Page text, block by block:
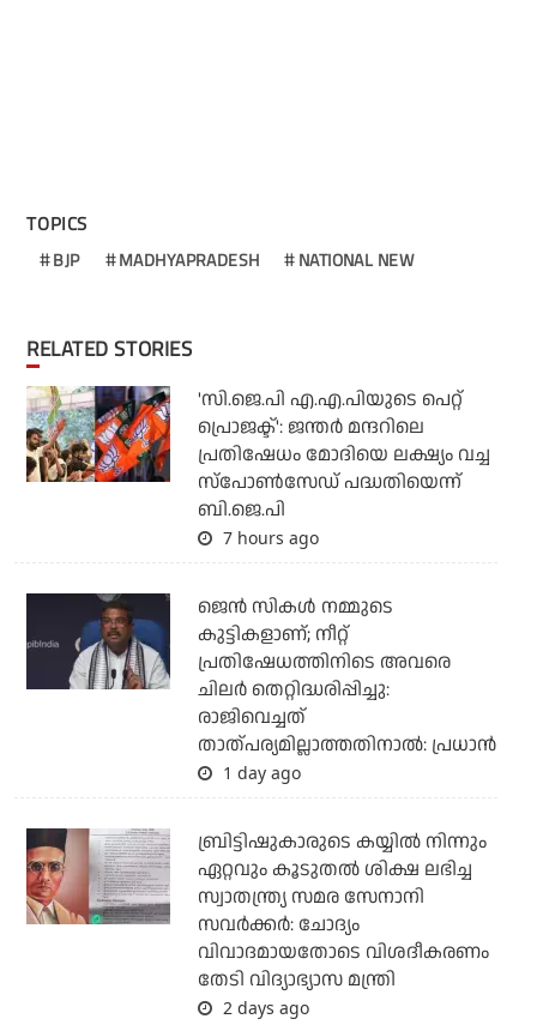
TOPICS
BJP MADHYAPRADESH NATIONAL NEW
RELATED STORIES
'സി.ജെ.പി എ.എ.പിയുടെ പെറ്റ്
പ്രൊജക്ട്': ജന്തര്‍ മന്ദറിലെ
പ്രതിഷേധം മോദിയെ ലക്ഷ്യം വച്ച
സ്‌പോണ്‍സേഡ് പദ്ധതിയെന്ന്
ബി.ജെ.പി
7 hours ago
ജെന്‍ സികള്‍ നമ്മുടെ
കുട്ടികളാണ്; നീറ്റ്
പ്രതിഷേധത്തിനിടെ അവരെ
ചിലര്‍ തെറ്റിദ്ധരിപ്പിച്ചു:
രാജിവെച്ചത്
താത്പര്യമില്ലാത്തതിനാല്‍: പ്രധാന്‍
1 day ago
ബ്രിട്ടിഷുകാരുടെ കയ്യില്‍ നിന്നും
ഏറ്റവും കൂടുതല്‍ ശിക്ഷ ലഭിച്ച
സ്വാതന്ത്ര്യ സമര സേനാനി
സവര്‍ക്കര്‍: ചോദ്യം
വിവാദമായതോടെ വിശദീകരണം
തേടി വിദ്യാഭ്യാസ മന്ത്രി
2 days ago